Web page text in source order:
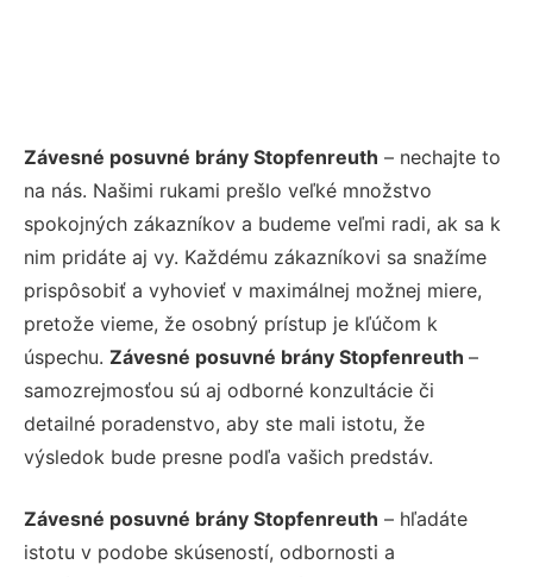
Závesné posuvné brány Stopfenreuth – nechajte to
na nás. Našimi rukami prešlo veľké množstvo
spokojných zákazníkov a budeme veľmi radi, ak sa k
nim pridáte aj vy. Každému zákazníkovi sa snažíme
prispôsobiť a vyhovieť v maximálnej možnej miere,
pretože vieme, že osobný prístup je kľúčom k
úspechu. Závesné posuvné brány Stopfenreuth –
samozrejmosťou sú aj odborné konzultácie či
detailné poradenstvo, aby ste mali istotu, že
výsledok bude presne podľa vašich predstáv.
Závesné posuvné brány Stopfenreuth – hľadáte
istotu v podobe skúseností, odbornosti a